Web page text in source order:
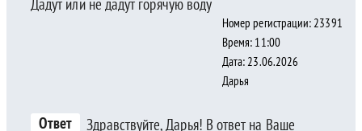
Дадут или не дадут горячую воду
Номер регистрации: 23391
Время: 11:00
Дата: 23.06.2026
Дарья
Ответ
Здравствуйте, Дарья! В ответ на Ваше